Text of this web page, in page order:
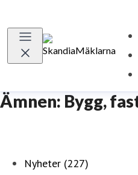
Ämnen: Bygg,
Nyheter (227)